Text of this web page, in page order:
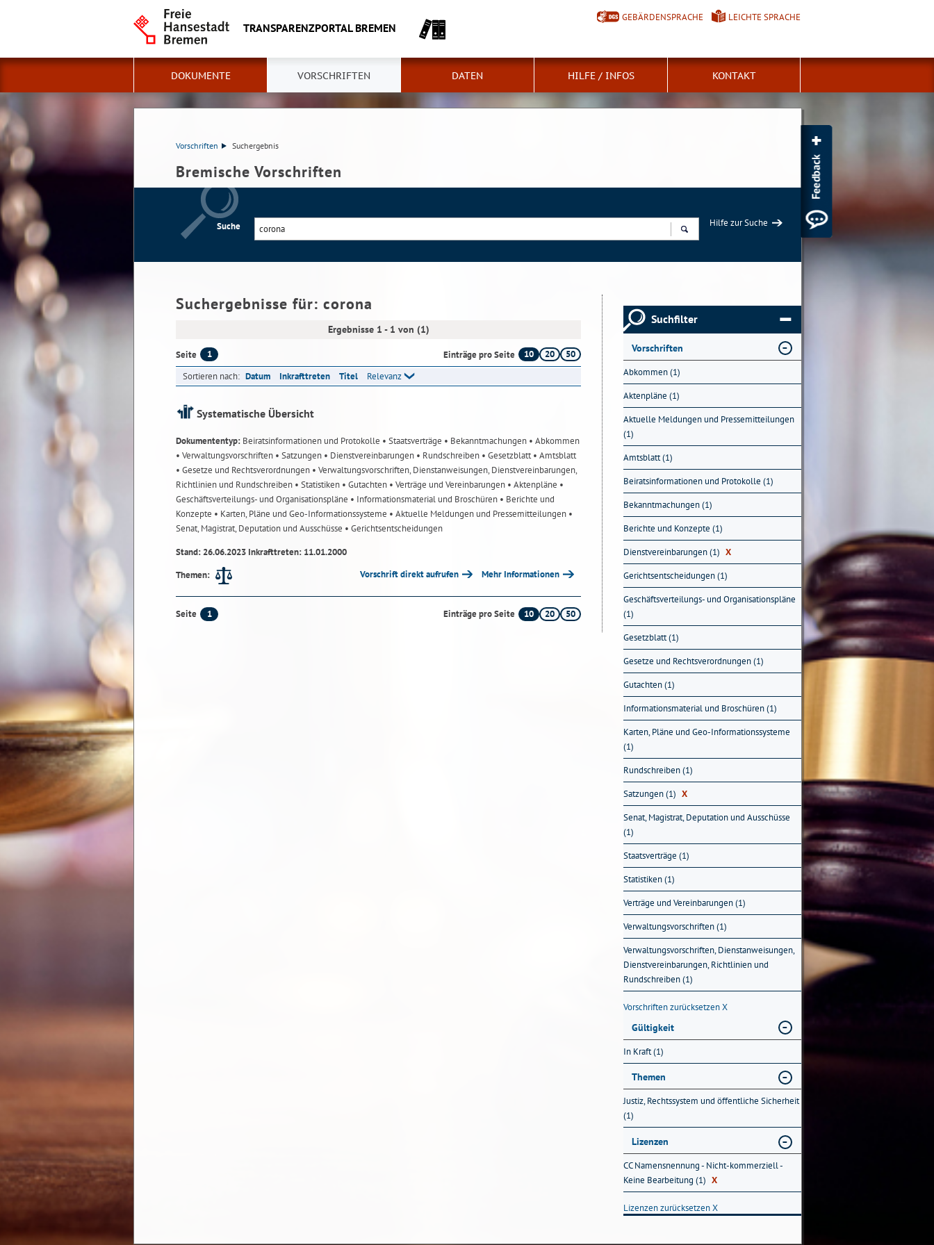
TRANSPARENZPORTAL BREMEN
GEBÄRDENSPRACHE LEICHTE SPRACHE
DOKUMENTE VORSCHRIFTEN DATEN HILFE / INFOS KONTAKT
Vorschriften Suchergebnis
Bremische Vorschriften
Suche
Hilfe zur Suche
Suchergebnisse für: corona
Ergebnisse 1 - 1 von (1)
Seite 1 Einträge pro Seite 10 20
50
Sortieren nach: Datum Inkrafttreten Titel Relevanz
Systematische Übersicht
Dokumententyp: Beiratsinformationen und Protokolle • Staatsverträge • Bekanntmachungen • Abkommen
• Verwaltungsvorschriften • Satzungen • Dienstvereinbarungen • Rundschreiben • Gesetzblatt• Amtsblatt
• Gesetze und Rechtsverordnungen • Verwaltungsvorschriften, Dienstanweisungen, Dienstvereinbarungen,
Richtlinien und Rundschreiben • Statistiken • Gutachten • Verträge und Vereinbarungen • Aktenpläne •
Geschäftsverteilungs- und Organisationspläne • Informationsmaterial und Broschüren • Berichte und
Konzepte • Karten, Pläne und Geo-Informationssysteme • Aktuelle Meldungen und Pressemitteilungen •
Senat, Magistrat, Deputation und Ausschüsse • Gerichtsentscheidungen
Stand: 26.06.2023 Inkrafttreten: 11.01.2000
Themen:
Vorschrift direkt aufrufen Mehr Informationen
Seite 1 Einträge pro Seite 10 20 50
Suchfilter
Vorschriften
Abkommen (1)
Aktenpläne (1)
Aktuelle Meldungen und Pressemitteilungen
(1)
Amtsblatt (1)
Beiratsinformationen und Protokolle (1)
Bekanntmachungen (1)
Berichte und Konzepte (1)
Dienstvereinbarungen (1) X
Gerichtsentscheidungen (1)
Geschäftsverteilungs- und Organisationspläne
(1)
Gesetzblatt (1)
Gesetze und Rechtsverordnungen (1)
Gutachten (1)
Informationsmaterial und Broschüren (1)
Karten, Pläne und Geo-Informationssysteme
(1)
Rundschreiben (1)
Satzungen (1) X
Senat, Magistrat, Deputation und Ausschüsse
(1)
Staatsverträge (1)
Statistiken (1)
Verträge und Vereinbarungen (1)
Verwaltungsvorschriften (1)
Verwaltungsvorschriften, Dienstanweisungen,
Dienstvereinbarungen, Richtlinien und
Rundschreiben (1)
Vorschriften zurücksetzenX
Gültigkeit
In Kraft (1)
Themen
Justiz, Rechtssystem und öffentliche Sicherheit
(1)
Lizenzen
CC Namensnennung - Nicht-kommerziell -
Keine Bearbeitung (1) X
Lizenzen zurücksetzenX